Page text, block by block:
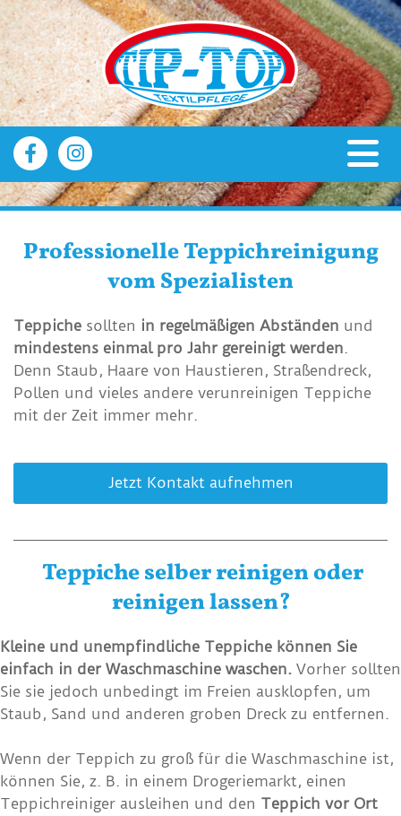
Professionelle Teppichreinigung
vom Spezialisten
Teppiche sollten in regelmäßigen Abständen und
mindestens einmal pro Jahr gereinigt werden.
Denn Staub, Haare von Haustieren, Straßendreck,
Pollen und vieles andere verunreinigen Teppiche
mit der Zeit immer mehr.
Jetzt Kontakt aufnehmen
Teppiche selber reinigen oder
reinigen lassen?
Kleine und unempfindliche Teppiche können Sie
einfach in der Waschmaschine waschen. Vorher sollten
Sie sie jedoch unbedingt im Freien ausklopfen, um
Staub, Sand und anderen groben Dreck zu entfernen.
Wenn der Teppich zu groß für die Waschmaschine ist,
können Sie, z. B. in einem Drogeriemarkt, einen
Teppichreiniger ausleihen und den Teppich vor Ort